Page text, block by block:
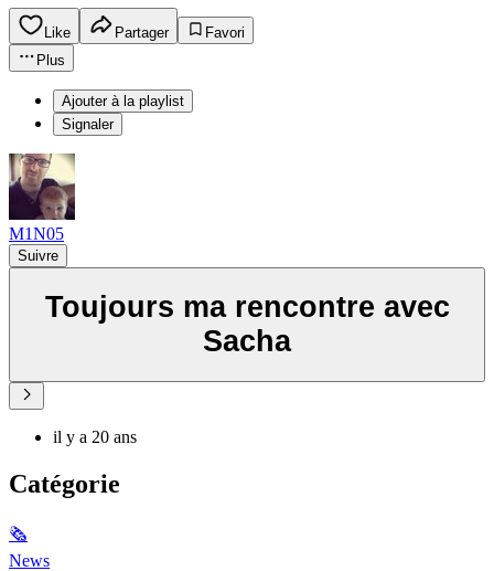
Like Partager
Favori
Plus
Ajouter à la playlist
Signaler
M1N05
Suivre
Toujours ma rencontre avec
Sacha
il y a 20 ans
Catégorie
🗞
News